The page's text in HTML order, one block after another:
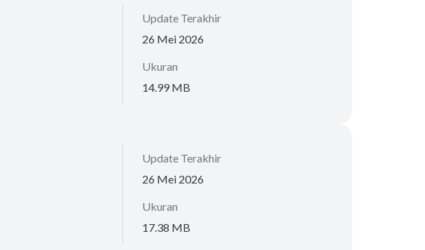
Update Terakhir
26 Mei 2026
Ukuran
14.99 MB
Update Terakhir
26 Mei 2026
Ukuran
17.38 MB